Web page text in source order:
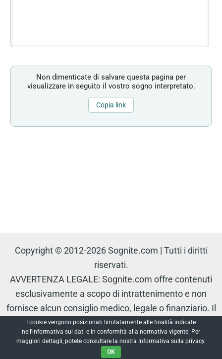
Non dimenticate di salvare questa pagina per
visualizzare in seguito il vostro sogno interpretato.
Copia link
Copyright © 2012-2026 Sognite.com | Tutti i diritti
riservati.
AVVERTENZA LEGALE: Sognite.com offre contenuti
esclusivamente a scopo di intrattenimento e non
fornisce alcun consiglio medico, legale o finanziario. Il
contenuto è protetto e non può essere riprodotto senza
autorizzazione.
I cookie vengono posizionati limitatamente alle finalità indicate
nell'informativa sui dati e in conformità alla normativa vigente. Per
maggiori dettagli, potete consultare la nostra Informativa sulla privacy.
OK